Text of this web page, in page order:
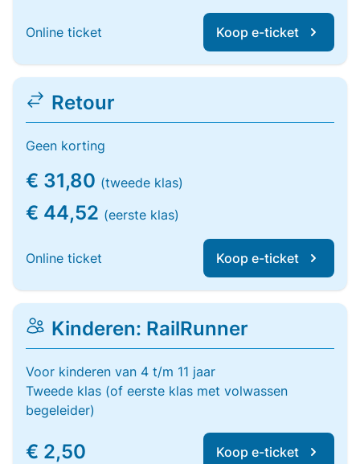
Online ticket Koop e-ticket
Retour
Geen korting
€ 31,80 (tweede klas)
€ 44,52 (eerste klas)
Online ticket Koop e-ticket
Kinderen: RailRunner
Voor kinderen van 4 t/m 11 jaar
Tweede klas (of eerste klas met volwassen
begeleider)
€ 2,50 Koop e-ticket